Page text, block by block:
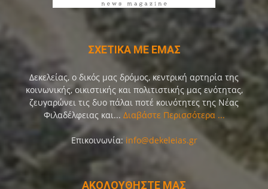
ΣΧΕΤΙΚΑ ΜΕ ΕΜΑΣ
Δεκελείας, ο δικός μας δρόμος, κεντρική αρτηρία της
κοινωνικής, οικιστικής και πολιτιστικής μας ενότητας,
ζευγαρώνει τις δυο πάλαι ποτέ κοινότητες της Νέας
Φιλαδέλφειας και... Διαβάστε Περισσότερα ...
Επικοινωνία: info@dekeleias.gr
ΑΚΟΛΟΥΘΗΣΤΕ ΜΑΣ